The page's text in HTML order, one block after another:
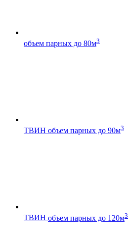
объем парных до 80м3
ТВИН объем парных до 90м3
ТВИН объем парных до 120м3